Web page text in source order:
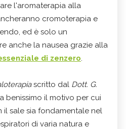
l'aromaterapia alla
cromoterapia e
ed è solo un
anche la nausea grazie alla
di zenzero.
scritto dal Dott. G.
benissimo il motivo per cui
sale sia fondamentale nel
di varia natura e